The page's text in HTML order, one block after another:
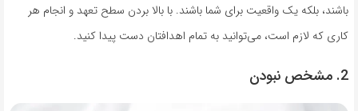
باشند، بلکه یک واقعیت برای شما باشند. با بالا بردن سطح تعهد و انجام هر
کاری که لازم است، می‌توانید به تمام اهدافتان دست پیدا کنید.
2. مشخص نبودن